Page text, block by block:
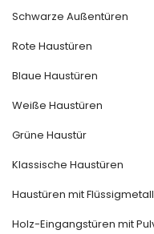
Schwarze Außentüren
Rote Haustüren
Blaue Haustüren
Weiße Haustüren
Grüne Haustür
Klassische Haustüren
Haustüren mit
Holz-Eingangstüren mit